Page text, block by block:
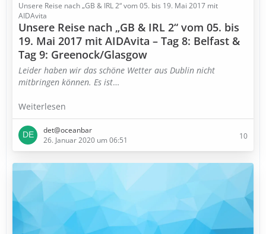
Unsere Reise nach „GB & IRL 2“ vom 05. bis 19. Mai 2017 mit
AIDAvita
Unsere Reise nach „GB & IRL 2“ vom 05. bis
19. Mai 2017 mit AIDAvita – Tag 8: Belfast &
Tag 9: Greenock/Glasgow
Leider haben wir das schöne Wetter aus Dublin nicht
mitbringen können. Es ist…
Weiterlesen
det@oceanbar
26. Januar 2020 um 06:51
10